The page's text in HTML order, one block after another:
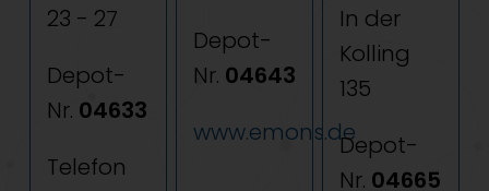
23 - 27
Depot-
Nr. 04633
Telefon
Depot-
Nr. 04643
www.emons.de
In der
Kolling
135
Depot-
Nr. 04665